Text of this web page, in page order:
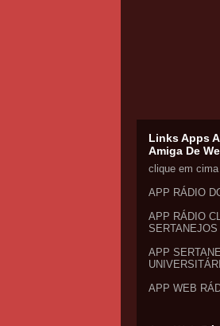
Links Apps
Amiga De
clique em
APP RÁDIO
APP RÁDIO
SERTANEJOS
APP
APP WEB